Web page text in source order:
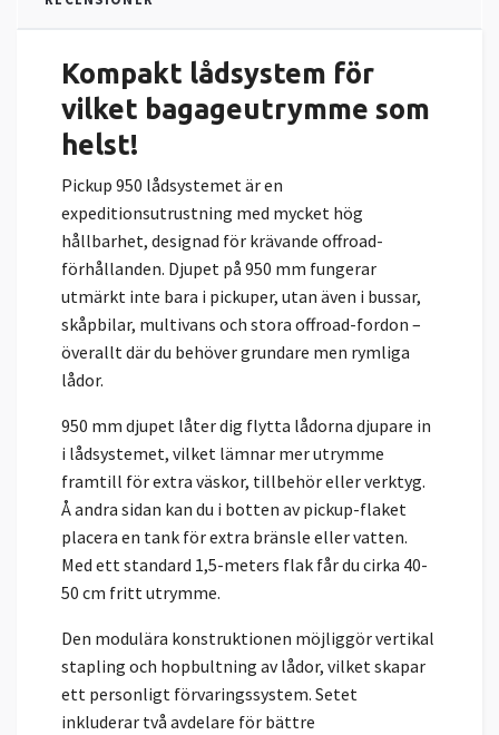
Kompakt lådsystem för
vilket bagageutrymme som
helst!
Pickup 950 lådsystemet är en
expeditionsutrustning med mycket hög
hållbarhet, designad för krävande offroad-
förhållanden. Djupet på 950 mm fungerar
utmärkt inte bara i pickuper, utan även i bussar,
skåpbilar, multivans och stora offroad-fordon –
överallt där du behöver grundare men rymliga
lådor.
950 mm djupet låter dig flytta lådorna djupare in
i lådsystemet, vilket lämnar mer utrymme
framtill för extra väskor, tillbehör eller verktyg.
Å andra sidan kan du i botten av pickup-flaket
placera en tank för extra bränsle eller vatten.
Med ett standard 1,5-meters flak får du cirka 40-
50 cm fritt utrymme.
Den modulära konstruktionen möjliggör vertikal
stapling och hopbultning av lådor, vilket skapar
ett personligt förvaringssystem. Setet
inkluderar två avdelare för bättre